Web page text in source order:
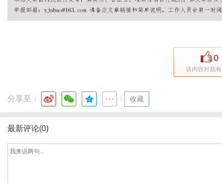
0
该内容对我
分享至： 收藏
最新评论(0)